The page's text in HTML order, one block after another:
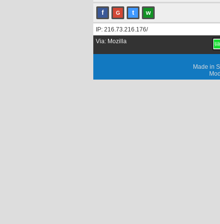
f G t w
IP: 216.73.216.176/
Via: Mozilla
Made in